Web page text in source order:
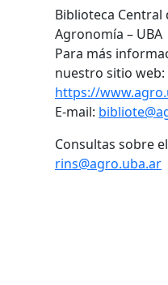
Biblioteca Central
Agronomía – UBA
Para más
nuestro sitio web:
https://
E-mail:
Consultas sobre
rins@agro.uba.ar